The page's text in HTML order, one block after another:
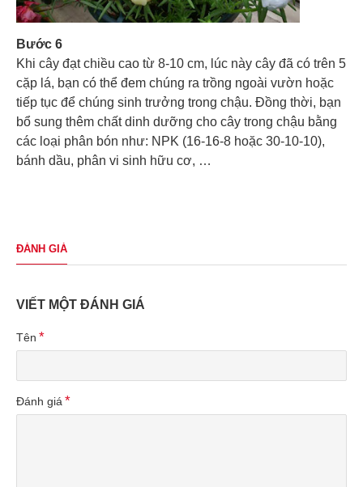
Bước 6
Khi cây đạt chiều cao từ 8-10 cm, lúc này cây đã có trên 5
cặp lá, bạn có thể đem chúng ra trồng ngoài vườn hoặc
tiếp tục để chúng sinh trưởng trong chậu. Đồng thời, bạn
bổ sung thêm chất dinh dưỡng cho cây trong chậu bằng
các loại phân bón như: NPK (16-16-8 hoặc 30-10-10),
bánh dầu, phân vi sinh hữu cơ, …
ĐÁNH GIÁ
VIẾT MỘT ĐÁNH GIÁ
Tên
Đánh giá